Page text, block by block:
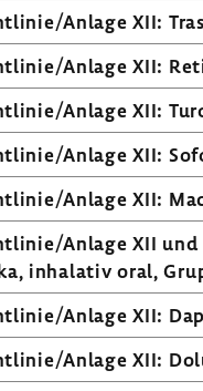
Anlage XII:
Anlage XII:
Anlage XII:
Anlage XII:
Anlage XII:
Anlage XII und
inha­lativ oral,
Anlage XII:
Anlage XII: